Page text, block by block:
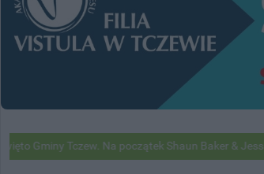
początek Shaun Baker & Jessica Jean